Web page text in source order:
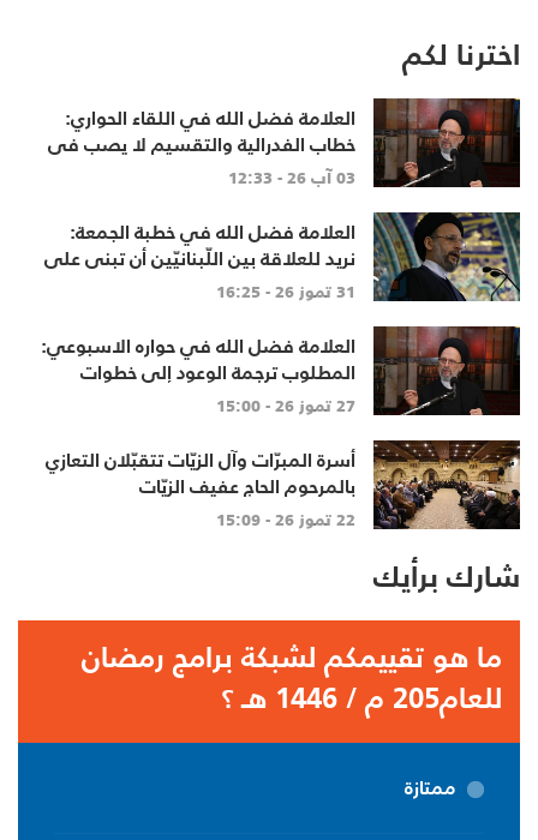
اخترنا لكم
العلامة فضل الله في اللقاء الحواري:
خطاب الفدرالية والتقسيم لا يصب في
مصلحة أحد
03 آب 26 - 12:33
العلامة فضل الله في خطبة الجمعة:
نريد للعلاقة بين اللّبنانيّين أن تبنى على
الاحترام المتبادل، والانتماء الوطنيّ
الجامع
31 تموز 26 - 16:25
العلامة فضل الله في حواره الاسبوعي:
المطلوب ترجمة الوعود إلى خطوات
تنهي الاحتلال وتعيد الأهالي وتطلق
الاعمار
27 تموز 26 - 15:00
أسرة المبرّات وآل الزيّات تتقبّلان التعازي
بالمرحوم الحاج عفيف الزيّات
22 تموز 26 - 15:09
شارك برأيك
ما هو تقييمكم لشبكة برامج رمضان
للعام205 م / 1446 هـ ؟
ممتازة